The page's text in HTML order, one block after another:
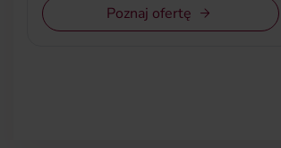
Poznaj ofertę